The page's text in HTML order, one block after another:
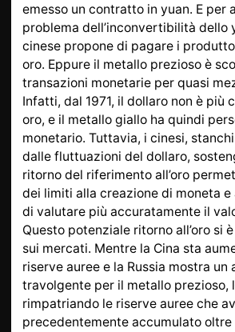
+41 (0)22 362 01 01
emesso un contratto in yuan. E per
problema dell’inconvertibilità dello
cinese propone di pagare i
oro. Eppure il metallo prezioso è
transazioni monetarie per quasi
Infatti, dal 1971, il dollaro non è più
oro, e il metallo giallo ha quindi
monetario. Tuttavia, i cinesi,
dalle fluttuazioni del dollaro,
ritorno del riferimento all’oro
dei limiti alla creazione di moneta
di valutare più accuratamente il
Questo potenziale ritorno all’oro si
sui mercati. Mentre la Cina sta
riserve auree e la Russia mostra un
travolgente per il metallo prezioso,
rimpatriando le riserve auree che
precedentemente accumulato oltre